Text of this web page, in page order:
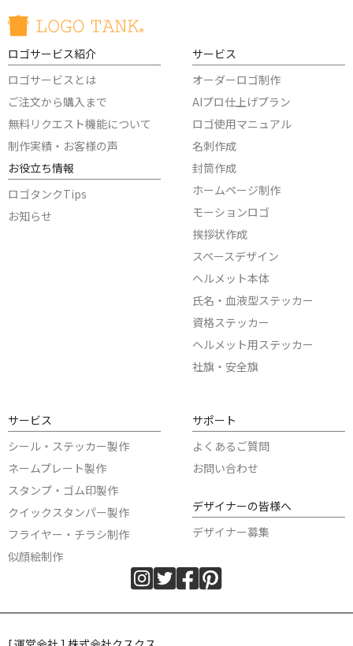
ロゴサービス紹介
ロゴサービスとは
ご注文から購入まで
無料リクエスト機能について
制作実績・お客様の声
お役立ち情報
ロゴタンクTips
お知らせ
サービス
オーダーロゴ制作
AIプロ仕上げプラン
ロゴ使用マニュアル
名刺作成
封筒作成
ホームページ制作
モーションロゴ
挨拶状作成
スペースデザイン
ヘルメット本体
氏名・血液型ステッカー
資格ステッカー
ヘルメット用ステッカー
社旗・安全旗
サービス
シール・ステッカー製作
ネームプレート製作
スタンプ・ゴム印製作
クイックスタンパー製作
フライヤー・チラシ制作
似顔絵制作
サポート
よくあるご質問
お問い合わせ
デザイナーの皆様へ
デザイナー募集